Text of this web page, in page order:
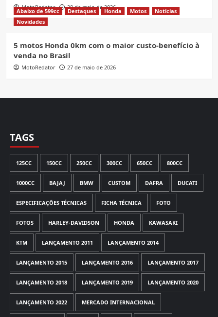
MotoRedator 28 de maio de 2026
Abaixo de 599cc Destaques Honda Motos
Notícias
Novidades
5 motos Honda 0km com o maior custo-benefício à
venda no Brasil
MotoRedator 27 de maio de 2026
TAGS
125CC 150CC 250CC 300CC 650CC 800CC
1000CC BAJAJ BMW CUSTOM DAFRA DUCATI
ESPECIFICAÇÕES TÉCNICAS FICHA TÉCNICA FOTO
FOTOS HARLEY-DAVIDSON HONDA KAWASAKI
KTM LANÇAMENTO 2011 LANÇAMENTO 2014
LANÇAMENTO 2015 LANÇAMENTO 2016 LANÇAMENTO 2017
LANÇAMENTO 2018 LANÇAMENTO 2019 LANÇAMENTO 2020
LANÇAMENTO 2022 MERCADO INTERNACIONAL